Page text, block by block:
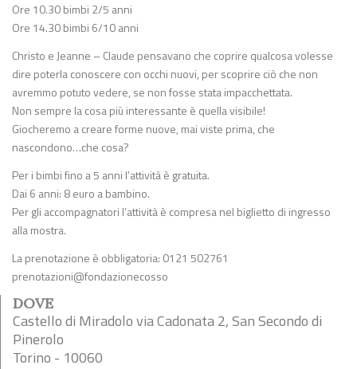
Ore 10.30 bimbi 2/5 anni
Ore 14.30 bimbi 6/10 anni
Christo e Jeanne – Claude pensavano che coprire qualcosa volesse
dire poterla conoscere con occhi nuovi, per scoprire ciò che non
avremmo potuto vedere, se non fosse stata impacchettata.
Non sempre la cosa più interessante è quella visibile!
Giocheremo a creare forme nuove, mai viste prima, che
nascondono…che cosa?
Per i bimbi fino a 5 anni l’attività è gratuita.
Dai 6 anni: 8 euro a bambino.
Per gli accompagnatori l’attività è compresa nel biglietto di ingresso
alla mostra.
La prenotazione è obbligatoria: 0121 502761
prenotazioni@fondazionecosso
DOVE
Castello di Miradolo via Cadonata 2, San Secondo di
Pinerolo
Torino - 10060